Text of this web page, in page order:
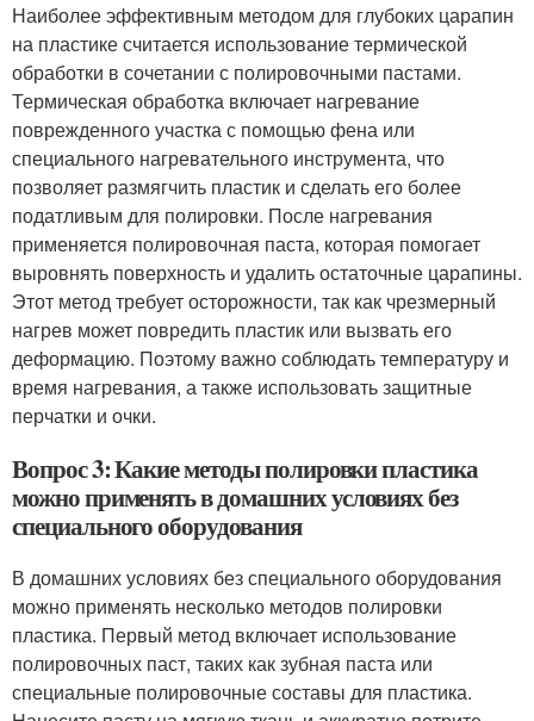
Наиболее эффективным методом для глубоких царапин
на пластике считается использование термической
обработки в сочетании с полировочными пастами.
Термическая обработка включает нагревание
поврежденного участка с помощью фена или
специального нагревательного инструмента, что
позволяет размягчить пластик и сделать его более
податливым для полировки. После нагревания
применяется полировочная паста, которая помогает
выровнять поверхность и удалить остаточные царапины.
Этот метод требует осторожности, так как чрезмерный
нагрев может повредить пластик или вызвать его
деформацию. Поэтому важно соблюдать температуру и
время нагревания, а также использовать защитные
перчатки и очки.
Вопрос 3: Какие методы полировки пластика
можно применять в домашних условиях без
специального оборудования
В домашних условиях без специального оборудования
можно применять несколько методов полировки
пластика. Первый метод включает использование
полировочных паст, таких как зубная паста или
специальные полировочные составы для пластика.